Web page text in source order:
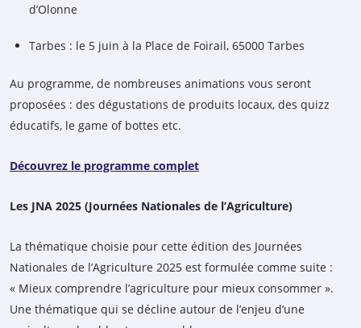
d’Olonne
Tarbes : le 5 juin à la Place de Foirail, 65000 Tarbes
Au programme, de nombreuses animations vous seront
proposées : des dégustations de produits locaux, des quizz
éducatifs, le game of bottes etc.
Découvrez le programme complet
Les JNA 2025 (Journées Nationales de l’Agriculture)
La thématique choisie pour cette édition des Journées
Nationales de l’Agriculture 2025 est formulée comme suite :
« Mieux comprendre l’agriculture pour mieux consommer ».
Une thématique qui se décline autour de l’enjeu d’une